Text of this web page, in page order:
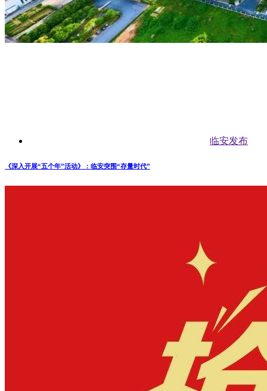
临安发布
《深入开展“五个年”活动》：临安突围“存量时代”